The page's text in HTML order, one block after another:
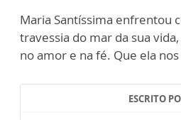
Maria Santíssima enfrentou
travessia do mar da sua
no amor e na fé. Que ela
ESCRITO